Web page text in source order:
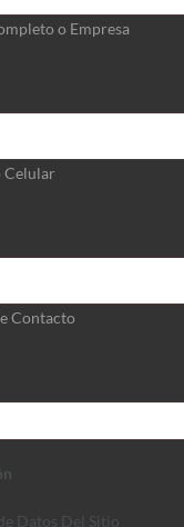
o Empresa
Celular
Contacto
Datos Del Sitio